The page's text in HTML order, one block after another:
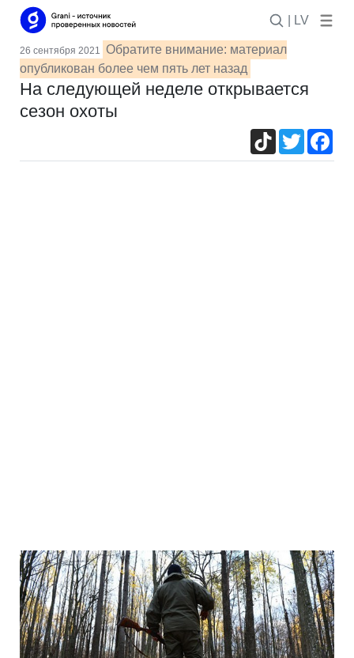
| LV
26 сентября 2021 Обратите внимание: материал
опубликован более чем пять лет назад
На следующей неделе открывается
сезон охоты
TikTokTwitter